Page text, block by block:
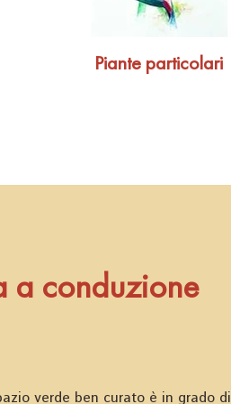
Piante particolari
a conduzione
verde ben curato è in grado di